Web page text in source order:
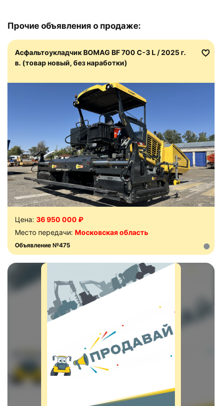
Прочие объявления о продаже:
Асфальтоукладчик BOMAG BF 700 C-3 L / 2025 г.
в. (товар новый, без наработки)
Цена: 36 950 000 ₽
Место передачи: Московская область
Объявление №475